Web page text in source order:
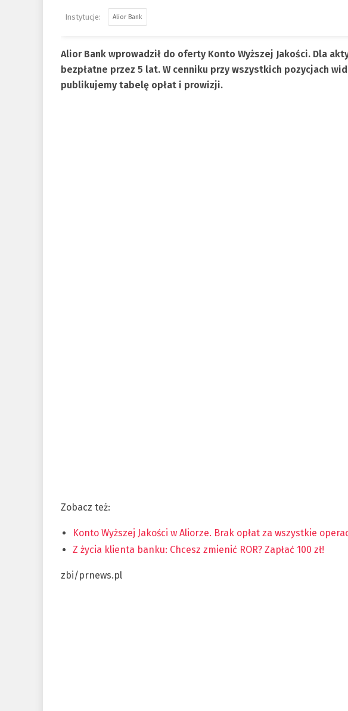
Alior Bank
Alior Bank wprowadził do oferty Konto Wyższej Jakości. Dla
bezpłatne przez 5 lat. W cenniku przy wszystkich pozycjach
publikujemy tabelę opłat i prowizji.
Zobacz też:
Konto Wyższej Jakości w Aliorze. Brak opłat za wszystkie
Z życia klienta banku: Chcesz zmienić ROR? Zapłać 100 zł!
zbi/prnews.pl